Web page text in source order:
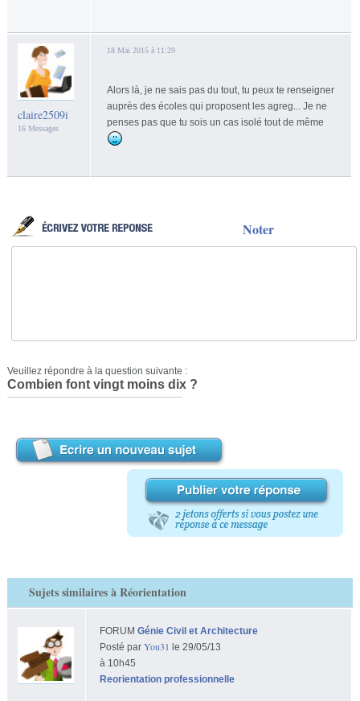
claire2509i
16 Messages
18 Mai 2015 à 11:29
Alors là, je ne sais pas du tout, tu peux te renseigner
auprès des écoles qui proposent les agreg... Je ne
penses pas que tu sois un cas isolé tout de même
Noter
Veuillez répondre à la question suivante :
Combien font vingt moins dix ?
Sujets similaires à Réorientation
FORUM Génie Civil et Architecture
Posté par You31 le 29/05/13
à 10h45
Reorientation professionnelle